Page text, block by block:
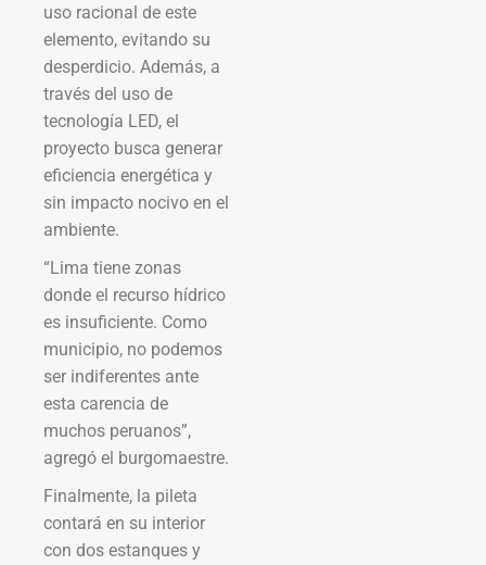
uso racional de este
elemento, evitando su
desperdicio. Además, a
través del uso de
tecnología LED, el
proyecto busca generar
eficiencia energética y
sin impacto nocivo en el
ambiente.
“Lima tiene zonas
donde el recurso hídrico
es insuficiente. Como
municipio, no podemos
ser indiferentes ante
esta carencia de
muchos peruanos”,
agregó el burgomaestre.
Finalmente, la pileta
contará en su interior
con dos estanques y